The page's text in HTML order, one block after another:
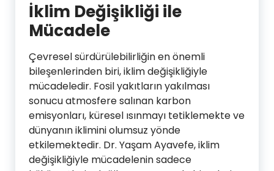
İklim Değişikliği ile
Mücadele
Çevresel sürdürülebilirliğin en önemli
bileşenlerinden biri, iklim değişikliğiyle
mücadeledir. Fosil yakıtların yakılması
sonucu atmosfere salınan karbon
emisyonları, küresel ısınmayı tetiklemekte ve
dünyanın iklimini olumsuz yönde
etkilemektedir. Dr. Yaşam Ayavefe, iklim
değişikliğiyle mücadelenin sadece